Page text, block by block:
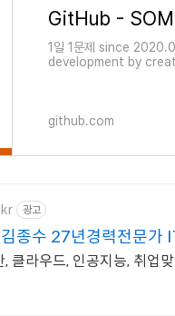
1일 1문제 since
development by
github.com
광고
종수 27년경력전문가
클라우드, 인공지능, 취업